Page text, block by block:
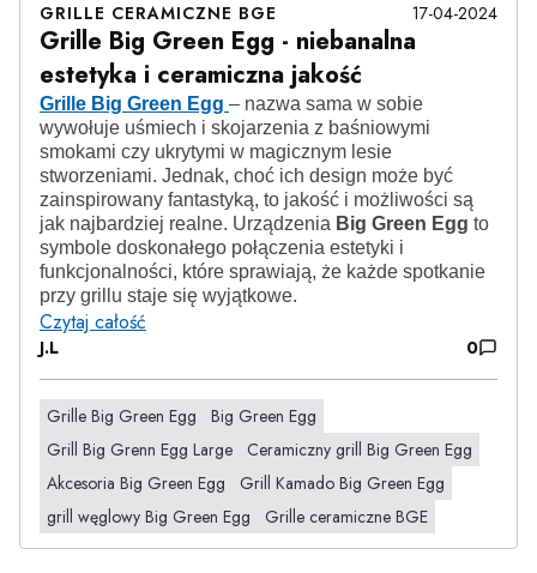
GRILLE CERAMICZNE BGE 17-04-2024
Grille Big Green Egg - niebanalna
estetyka i ceramiczna jakość
Grille Big Green Egg – nazwa sama w sobie
wywołuje uśmiech i skojarzenia z baśniowymi
smokami czy ukrytymi w magicznym lesie
stworzeniami. Jednak, choć ich design może być
zainspirowany fantastyką, to jakość i możliwości są
jak najbardziej realne. Urządzenia Big Green Egg to
symbole doskonałego połączenia estetyki i
funkcjonalności, które sprawiają, że każde spotkanie
przy grillu staje się wyjątkowe.
Czytaj całość
J.L 0
Grille Big Green Egg
Big Green Egg
Grill Big Grenn Egg Large
Ceramiczny grill Big Green Egg
Akcesoria Big Green Egg
Grill Kamado Big Green Egg
grill węglowy Big Green Egg
Grille ceramiczne BGE